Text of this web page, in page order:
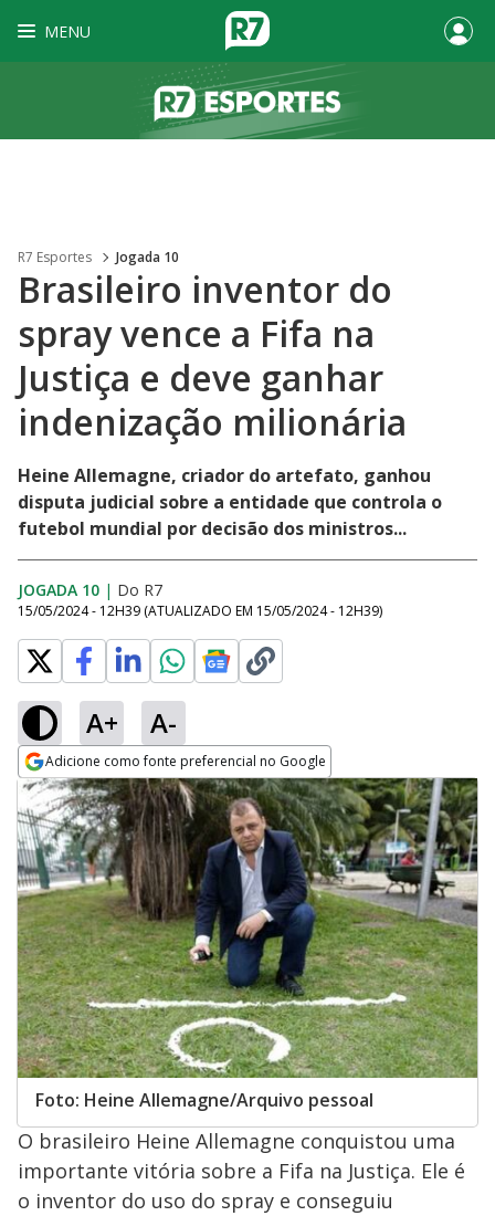
MENU
R7 Esportes Jogada 10
Brasileiro inventor do
spray vence a Fifa na
Justiça e deve ganhar
indenização milionária
Heine Allemagne, criador do artefato, ganhou
disputa judicial sobre a entidade que controla o
futebol mundial por decisão dos ministros...
JOGADA 10 | Do R7
15/05/2024 - 12H39 (ATUALIZADO EM 15/05/2024 - 12H39)
A+ A-
Adicione como fonte preferencial no Google
Opens in new window
Foto: Heine Allemagne/Arquivo pessoal
O brasileiro Heine Allemagne conquistou uma
importante vitória sobre a Fifa na Justiça. Ele é
o inventor do uso do spray e conseguiu